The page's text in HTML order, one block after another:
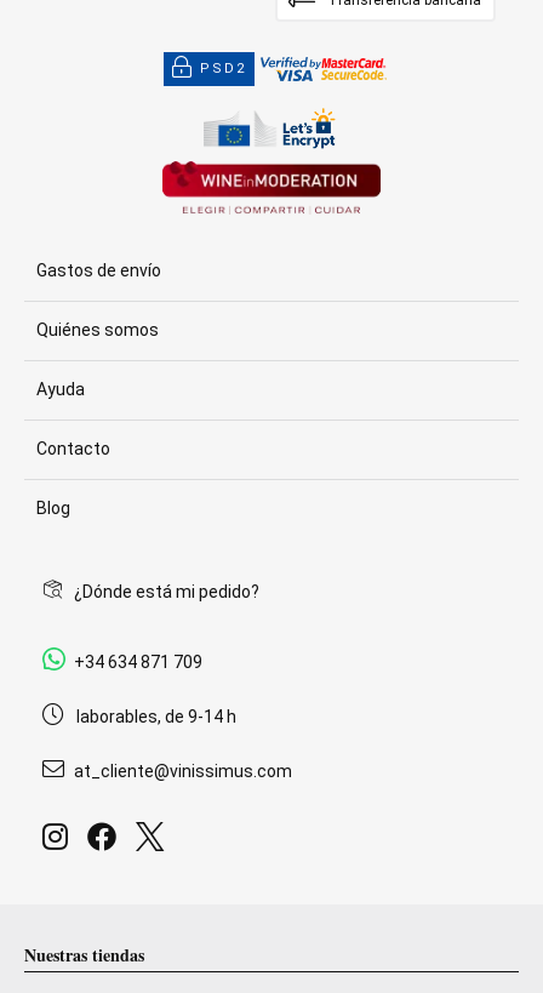
PSD2
Gastos de envío
Quiénes somos
Ayuda
Contacto
Blog
¿Dónde está mi pedido?
+34 634 871 709
laborables, de 9-14 h
at_cliente@vinissimus.com
Nuestras tiendas